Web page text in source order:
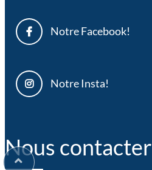
Notre Facebook!
Notre Insta!
Nous contacter